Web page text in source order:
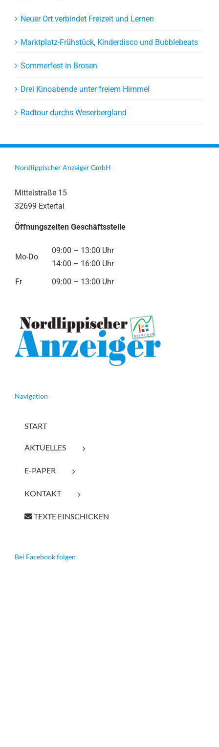
Neuer Ort verbindet Freizeit und Lernen
Marktplatz-Frühstück, Kinderdisco und Bubblebeats
Sommerfest in Brosen
Drei Kinoabende unter freiem Himmel
Radtour durchs Weserbergland
Nordlippischer Anzeiger GmbH
Mittelstraße 15
32699 Extertal
Öffnungszeiten Geschäftsstelle
Mo-Do
09:00 – 13:00 Uhr
14:00 – 16:00 Uhr
Fr
09:00 – 13:00 Uhr
Navigation
START
AKTUELLES
E-PAPER
KONTAKT
TEXTE EINSCHICKEN
Bei Facebook folgen